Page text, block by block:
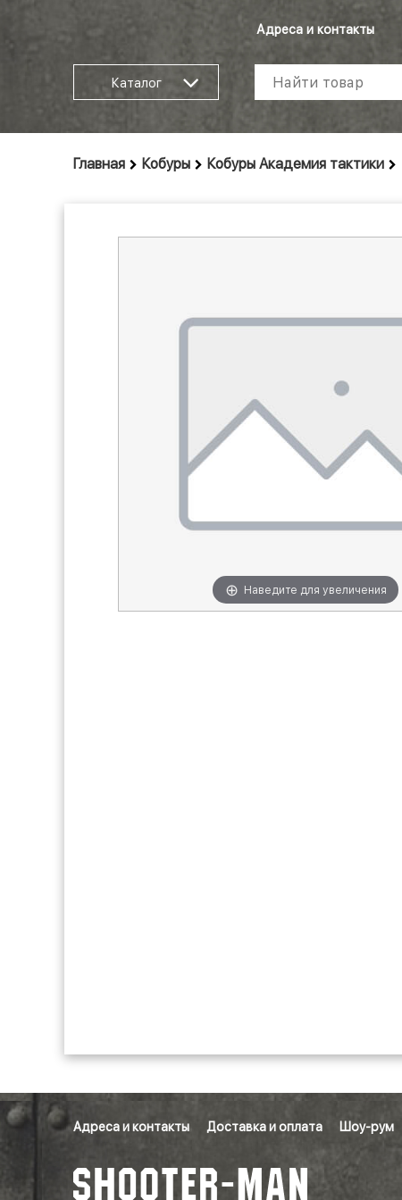
Адреса и контакты
Каталог
Главная Кобуры Кобуры Академия тактики
Наведите для увеличения
Адреса и контакты Доставка и оплата Шоу-рум